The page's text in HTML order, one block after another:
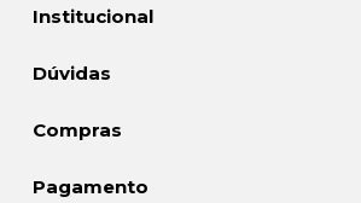
Institucional
Dúvidas
Compras
Pagamento